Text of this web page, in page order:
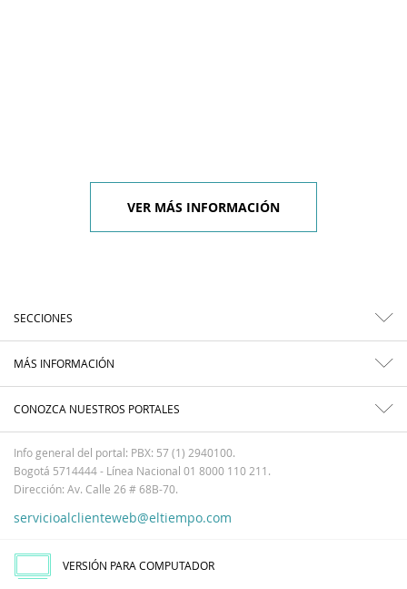
VER MÁS INFORMACIÓN
SECCIONES
MÁS INFORMACIÓN
CONOZCA NUESTROS PORTALES
Info general del portal: PBX: 57 (1) 2940100.
Bogotá 5714444 - Línea Nacional 01 8000 110 211.
Dirección: Av. Calle 26 # 68B-70.
servicioalclienteweb@eltiempo.com
VERSIÓN PARA COMPUTADOR